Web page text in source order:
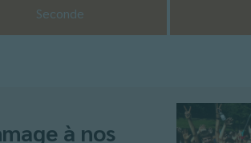
Seconde
à nos